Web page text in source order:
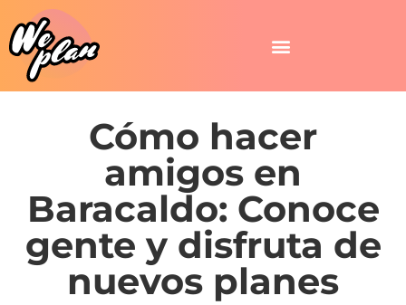
Cómo hacer
amigos en
Baracaldo: Conoce
gente y disfruta de
nuevos planes